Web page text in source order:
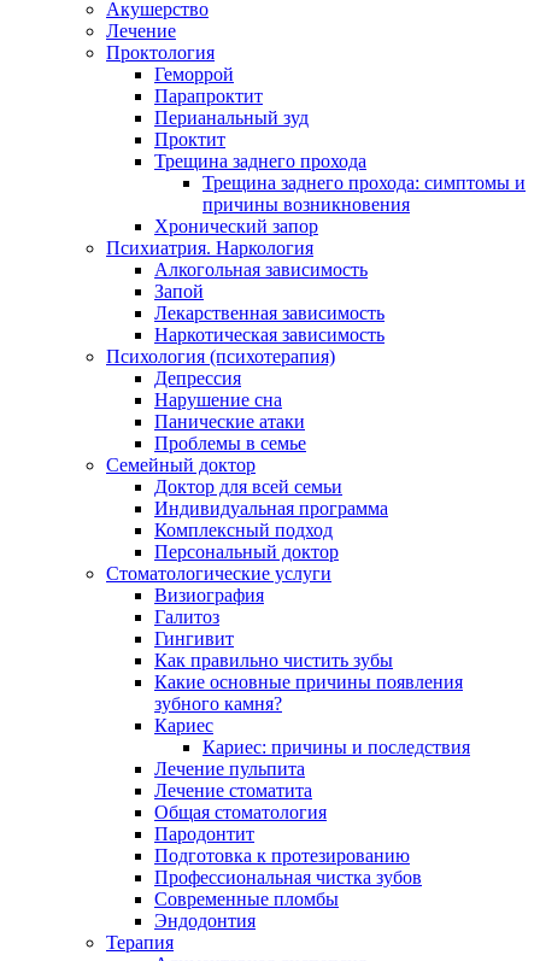
Акушерство
Лечение
Проктология
Геморрой
Парапроктит
Перианальный зуд
Проктит
Трещина заднего прохода
Трещина заднего прохода: симптомы и
причины возникновения
Хронический запор
Психиатрия. Наркология
Алкогольная зависимость
Запой
Лекарственная зависимость
Наркотическая зависимость
Психология (психотерапия)
Депрессия
Нарушение сна
Панические атаки
Проблемы в семье
Семейный доктор
Доктор для всей семьи
Индивидуальная программа
Комплексный подход
Персональный доктор
Стоматологические услуги
Визиография
Галитоз
Гингивит
Как правильно чистить зубы
Какие основные причины появления
зубного камня?
Кариес
Кариес: причины и последствия
Лечение пульпита
Лечение стоматита
Общая стоматология
Пародонтит
Подготовка к протезированию
Профессиональная чистка зубов
Современные пломбы
Эндодонтия
Терапия